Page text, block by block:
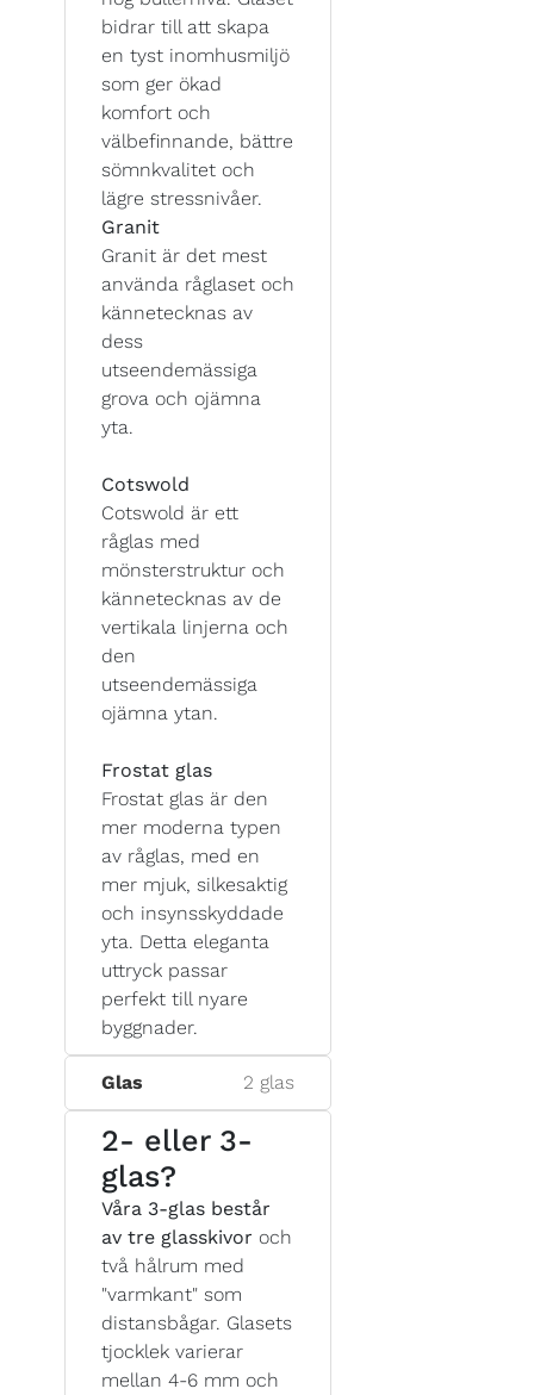
bidrar till att skapa
en tyst inomhusmiljö
som ger ökad
komfort och
välbefinnande, bättre
sömnkvalitet och
lägre stressnivåer.
Granit
Granit är det mest
använda råglaset och
kännetecknas av
dess
utseendemässiga
grova och ojämna
yta.
Cotswold
Cotswold är ett
råglas med
mönsterstruktur och
kännetecknas av de
vertikala linjerna och
den
utseendemässiga
ojämna ytan.
Frostat glas
Frostat glas är den
mer moderna typen
av råglas, med en
mer mjuk, silkesaktig
och insynsskyddade
yta. Detta eleganta
uttryck passar
perfekt till nyare
byggnader.
Glas 2 glas
2- eller 3-
glas?
Våra 3-glas består
av tre glasskivor och
två hålrum med
"varmkant" som
distansbågar. Glasets
tjocklek varierar
mellan 4-6 mm och